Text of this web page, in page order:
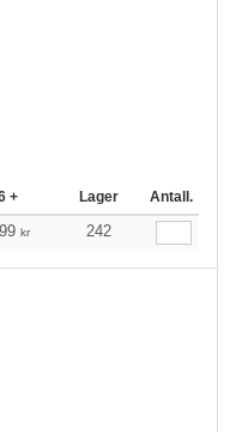
+ Lager Antall.
kr 242